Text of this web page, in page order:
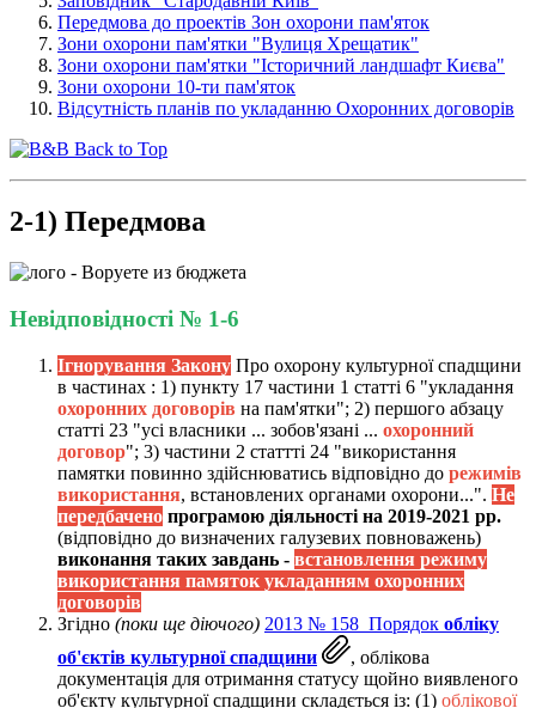
Передмова до проектів Зон охорони пам'яток
Зони охорони пам'ятки "Вулиця Хрещатик"
Зони охорони пам'ятки "Історичний ландшафт Києва"
Зони охорони 10-ти пам'яток
Відсутність планів по укладанню Охоронних договорів
Back to Top
2-1) Передмова
Невідповідності № 1-6
Ігнорування Закону Про охорону культурної спадщини
в частинах : 1) пункту 17 частини 1 статті 6 "укладання
охоронних договорів на пам'ятки"; 2) першого абзацу
статті 23 "усі власники ... зобов'язані ... охоронний
договор"; 3) частини 2 статтті 24 "використання
памятки повинно здійснюватись відповідно до режимів
використання, встановлених органами охорони...". Не
передбачено програмою діяльності на 2019-2021 рр.
(відповідно до визначених галузевих повноважень)
виконання таких завдань - встановлення режиму
використання памяток укладанням охоронних
договорів
Згідно (поки ще діючого) 2013 № 158 Порядок обліку
об'єктів культурної спадщини
, облікова
документація для отримання статусу щойно виявленого
об'єкту культурної спадщини складється із: (1) облікової